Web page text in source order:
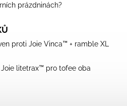
prázdninách?
proti Joie Vinca™ + ramble XL
litetrax™ pro tofee oba